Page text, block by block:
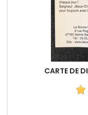
CARTE DE